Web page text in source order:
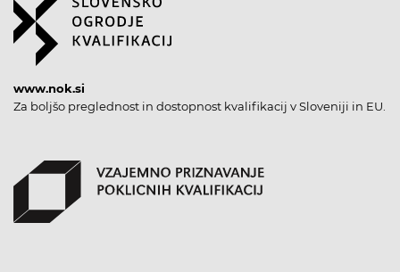
www.nok.si
Za boljšo preglednost in dostopnost kvalifikacij v Sloveniji in EU.